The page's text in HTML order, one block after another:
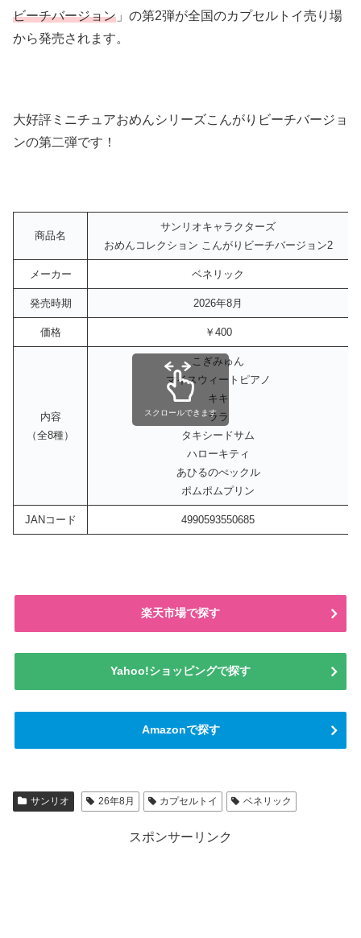
ビーチバージョン 」の第2弾が全国のカプセルトイ売り場
から発売されます。
大好評ミニチュアおめんシリーズこんがりビーチバージョ
ンの第二弾です！
商品名
サンリオキャラクターズ
おめんコレクション こんがりビーチバージョン2
メーカー ベネリック
発売時期 2026年8月
価格 ￥400
内容
（全8種）
こぎみゅん
マイスウィートピアノ
キキ
ララ
タキシードサム
ハローキティ
あひるのぺックル
ポムポムプリン
JANコード 4990593550685
スクロールできます
楽天市場で探す
Yahoo!ショッピングで探す
Amazonで探す
サンリオ 26年8月 カプセルトイ ベネリック
スポンサーリンク